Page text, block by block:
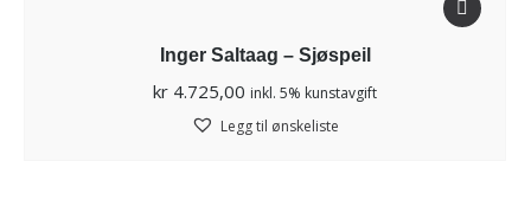
Inger Saltaag – Sjøspeil
kr 4.725,00 inkl. 5% kunstavgift
Legg til ønskeliste